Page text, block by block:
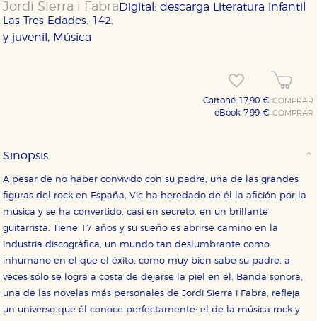
Jordi Sierra i Fabra
Las Tres Edades. 142.
Digital: descarga Literatura infantil
y juvenil, Música
Cartoné 17,90 €COMPRAR
eBook 7,99 €COMPRAR
Sinopsis
A pesar de no haber convivido con su padre, una de las grandes
figuras del rock en España, Vic ha heredado de él la afición por la
música y se ha convertido, casi en secreto, en un brillante
guitarrista. Tiene 17 años y su sueño es abrirse camino en la
industria discográfica, un mundo tan deslumbrante como
inhumano en el que el éxito, como muy bien sabe su padre, a
veces sólo se logra a costa de dejarse la piel en él. Banda sonora,
una de las novelas más personales de Jordi Sierra i Fabra, refleja
un universo que él conoce perfectamente: el de la música rock y